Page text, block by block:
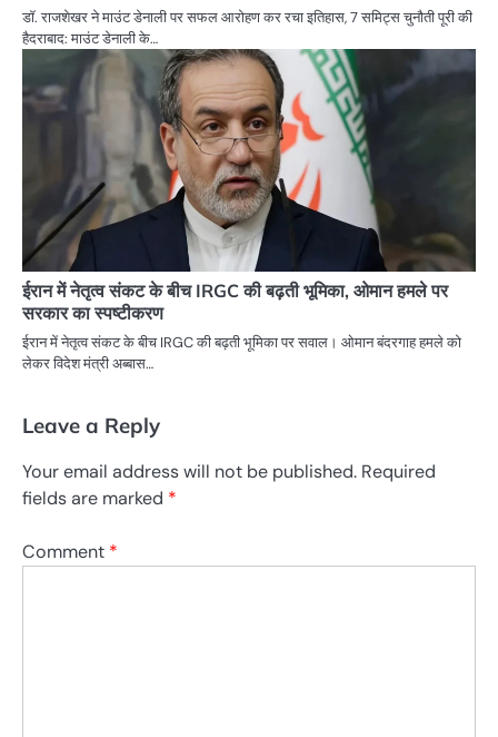
डॉ. राजशेखर ने माउंट डेनाली पर सफल आरोहण कर रचा इतिहास, 7 समिट्स चुनौती पूरी की
हैदराबाद: माउंट डेनाली के…
ईरान में नेतृत्व संकट के बीच IRGC की बढ़ती भूमिका, ओमान हमले पर
सरकार का स्पष्टीकरण
ईरान में नेतृत्व संकट के बीच IRGC की बढ़ती भूमिका पर सवाल। ओमान बंदरगाह हमले को
लेकर विदेश मंत्री अब्बास…
Leave a Reply
Your email address will not be published. Required
fields are marked *
Comment *